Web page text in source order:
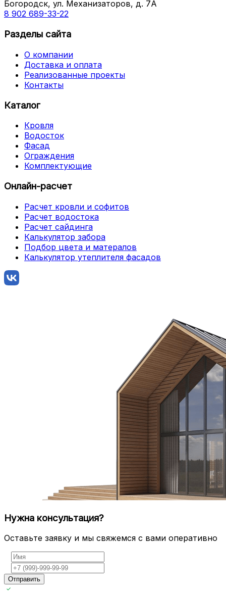
Богородск, ул. Механизаторов, д. 7А
8 902 689-33-22
Разделы сайта
О компании
Доставка и оплата
Реализованные проекты
Контакты
Каталог
Кровля
Водосток
Фасад
Ограждения
Комплектующие
Онлайн-расчет
Расчет кровли и софитов
Расчет водостока
Расчет сайдинга
Калькулятор забора
Подбор цвета и матералов
Калькулятор утеплителя фасадов
Нужна консультация?
Оставьте заявку и мы свяжемся с вами оперативно
Отправить